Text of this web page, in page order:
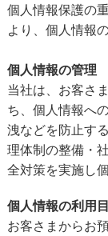
個人情報保護の
より、個人情報
個人情報の管理
当社は、お客さ
ち、個人情報へ
洩などを防止す
理体制の整備・
全対策を実施し
個人情報の利用
お客さまからお